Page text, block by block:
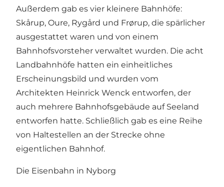
Außerdem gab es vier kleinere Bahnhöfe:
Skårup, Oure, Rygård und Frørup, die spärlicher
ausgestattet waren und von einem
Bahnhofsvorsteher verwaltet wurden. Die acht
Landbahnhöfe hatten ein einheitliches
Erscheinungsbild und wurden vom
Architekten Heinrick Wenck entworfen, der
auch mehrere Bahnhofsgebäude auf Seeland
entworfen hatte. Schließlich gab es eine Reihe
von Haltestellen an der Strecke ohne
eigentlichen Bahnhof.
Die Eisenbahn in Nyborg